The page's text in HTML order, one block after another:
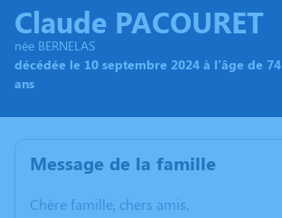
Claude PACOURET
née BERNELAS
décédée le 10 septembre 2024 à l'âge de 74
ans
Message de la famille
Chère famille, chers amis,